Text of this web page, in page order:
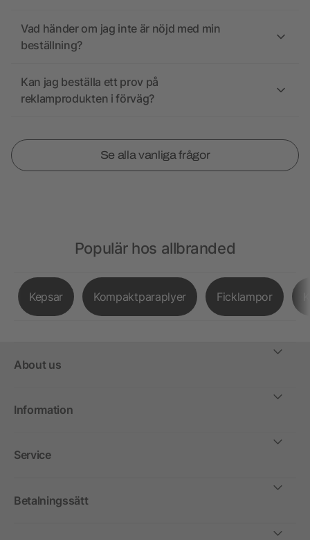
Vad händer om jag inte är nöjd med min
beställning?
Kan jag beställa ett prov på
reklamprodukten i förväg?
Se alla vanliga frågor
Populär hos allbranded
Kepsar Kompaktparaplyer Ficklampor
About us
Information
Service
Betalningssätt